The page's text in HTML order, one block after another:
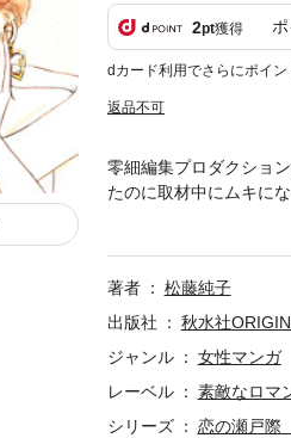
2pt獲得
dカード利用でさらにポイ
返品不可
零細編集プロダクショ
たのに取材中にムキに
ると、バイト君が島津
なくなっちゃう。無事
も一体何着て行ったら
ょっとウエストがきつ
ゃった。でもオペラを
び慣れてるんだろ?」
著者
松藤純子
出版社
秋水社
ジャンル
女性マンガ
レーベル
素敵なロマ
シリーズ
恋の瀬戸